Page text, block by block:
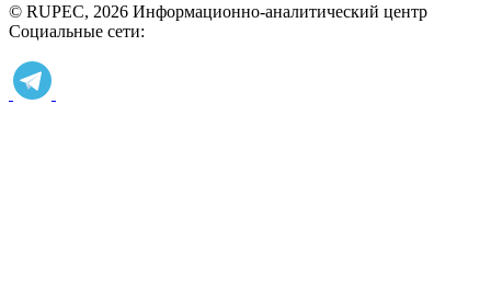
© RUPEC, 2026 Информационно-аналитический центр
Социальные сети: